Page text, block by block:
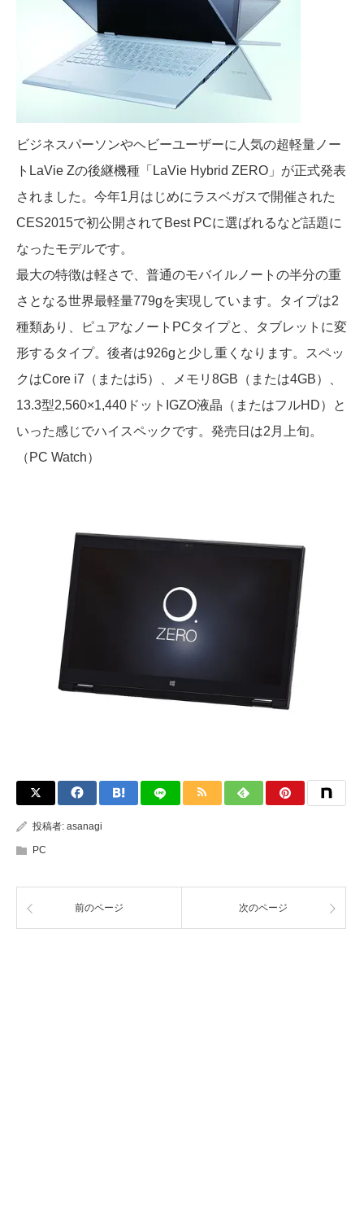
ビジネスパーソンやヘビーユーザーに人気の超軽量ノー
トLaVie Zの後継機種「LaVie Hybrid ZERO」が正式発表
されました。今年1月はじめにラスベガスで開催された
CES2015で初公開されてBest PCに選ばれるなど話題に
なったモデルです。
最大の特徴は軽さで、普通のモバイルノートの半分の重
さとなる世界最軽量779gを実現しています。タイプは2
種類あり、ピュアなノートPCタイプと、タブレットに変
形するタイプ。後者は926gと少し重くなります。スペッ
クはCore i7（またはi5）、メモリ8GB（または4GB）、
13.3型2,560×1,440ドットIGZO液晶（またはフルHD）と
いった感じでハイスペックです。発売日は2月上旬。
（PC Watch）
投稿者: asanagi
PC
前のページ 次のページ